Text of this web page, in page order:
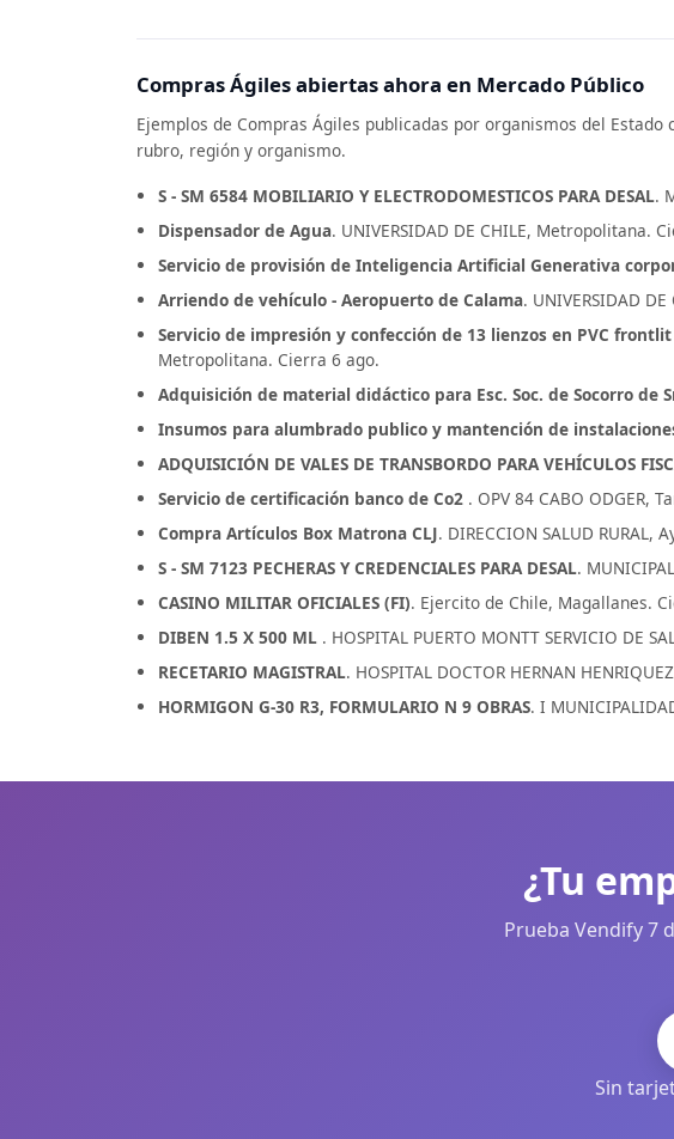
Compras Ágiles abiertas ahora en Mercado Público
Ejemplos de Compras Ágiles publicadas por organismos del
rubro, región y organismo.
S - SM 6584 MOBILIARIO Y ELECTRODOMESTICOS PARA DESAL.
Dispensador de Agua. UNIVERSIDAD DE CHILE, Metropolitana.
Servicio de provisión de Inteligencia Artificial Generativa
Arriendo de vehículo - Aeropuerto de Calama. UNIVERSIDAD
Servicio de impresión y confección de 13 lienzos en PVC
Metropolitana. Cierra 6 ago.
Adquisición de material didáctico para Esc. Soc. de Socorro de
Insumos para alumbrado publico y mantención de
ADQUISICIÓN DE VALES DE TRANSBORDO PARA VEHÍCULOS
Servicio de certificación banco de Co2 . OPV 84 CABO ODGER,
Compra Artículos Box Matrona CLJ. DIRECCION SALUD RURAL,
S - SM 7123 PECHERAS Y CREDENCIALES PARA DESAL.
CASINO MILITAR OFICIALES (FI). Ejercito de Chile, Magallanes.
DIBEN 1.5 X 500 ML . HOSPITAL PUERTO MONTT SERVICIO DE
RECETARIO MAGISTRAL. HOSPITAL DOCTOR HERNAN
HORMIGON G-30 R3, FORMULARIO N 9 OBRAS. I
¿Tu
Prueba Vendify 7
Sin